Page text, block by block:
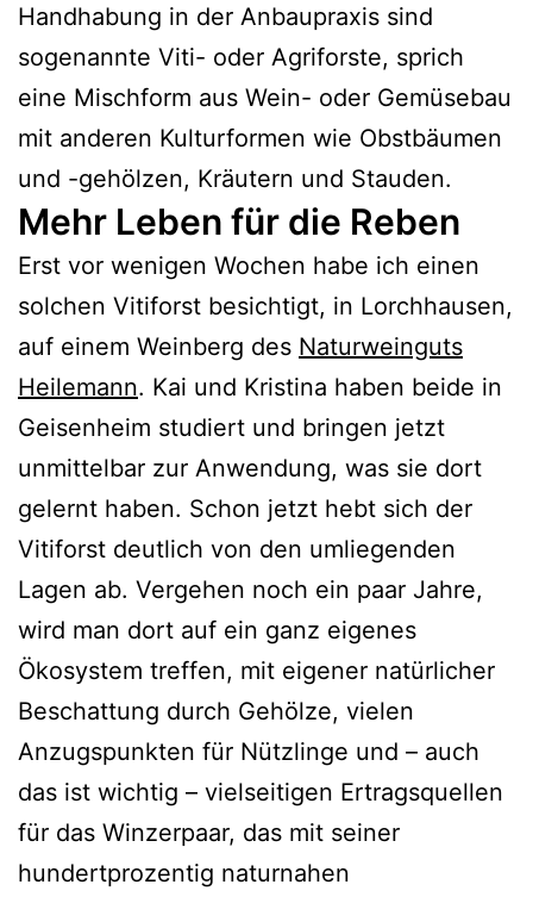
Handhabung in der Anbaupraxis sind
sogenannte Viti- oder Agriforste, sprich
eine Mischform aus Wein- oder Gemüsebau
mit anderen Kulturformen wie Obstbäumen
und -gehölzen, Kräutern und Stauden.
Mehr Leben für die Reben
Erst vor wenigen Wochen habe ich einen
solchen Vitiforst besichtigt, in Lorchhausen,
auf einem Weinberg des Naturweinguts
Heilemann. Kai und Kristina haben beide in
Geisenheim studiert und bringen jetzt
unmittelbar zur Anwendung, was sie dort
gelernt haben. Schon jetzt hebt sich der
Vitiforst deutlich von den umliegenden
Lagen ab. Vergehen noch ein paar Jahre,
wird man dort auf ein ganz eigenes
Ökosystem treffen, mit eigener natürlicher
Beschattung durch Gehölze, vielen
Anzugspunkten für Nützlinge und – auch
das ist wichtig – vielseitigen Ertragsquellen
für das Winzerpaar, das mit seiner
hundertprozentig naturnahen